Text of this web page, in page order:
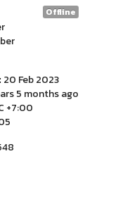
Offline
20 Feb 2023
5 months ago
+7:00